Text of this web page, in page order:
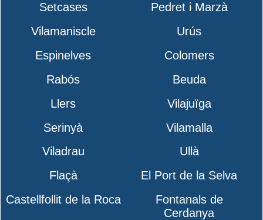
Setcases
Pedret i Marzà
Vilamaniscle
Urús
Espinelves
Colomers
Rabós
Beuda
Llers
Vilajuïga
Serinyà
Vilamalla
Viladrau
Ullà
Flaçà
El Port de la Selva
Castellfollit de la Roca
Fontanals de
Cerdanya